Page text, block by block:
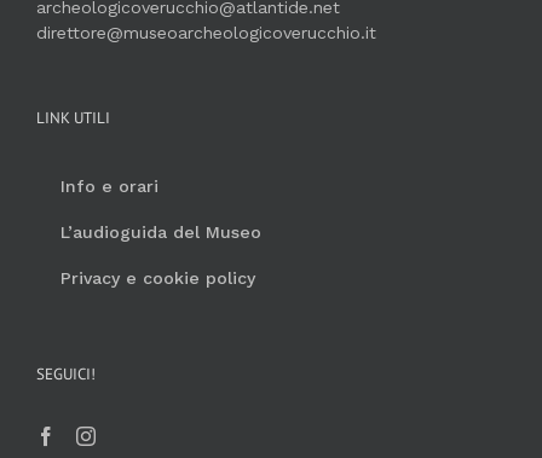
archeologicoverucchio@atlantide.net
direttore@museoarcheologicoverucchio.it
LINK UTILI
Info e orari
L’audioguida del Museo
Privacy e cookie policy
SEGUICI!